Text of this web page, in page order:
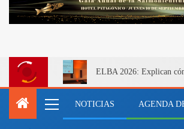
ELBA 2026: Explican
NOTICIAS AGENDA